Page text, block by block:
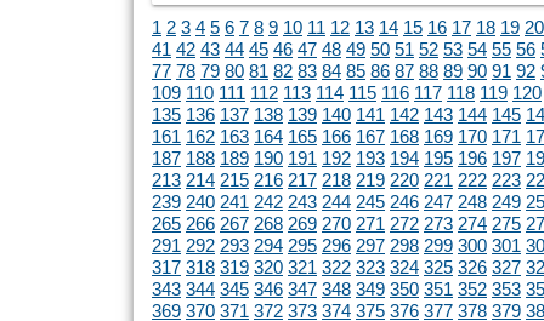
1 2 3 4 5 6 7 8 9 10 11 12 13 14 15 16 17 18 19 20
41 42 43 44 45 46 47 48 49 50 51 52 53 54 55 56
77 78 79 80 81 82 83 84 85 86 87 88 89 90 91 92
109 110 111 112 113 114 115 116 117 118 119 120
135 136 137 138 139 140 141 142 143 144 145
161 162 163 164 165 166 167 168 169 170 171
187 188 189 190 191 192 193 194 195 196 197
213 214 215 216 217 218 219 220 221 222 223
239 240 241 242 243 244 245 246 247 248 249
265 266 267 268 269 270 271 272 273 274 275
291 292 293 294 295 296 297 298 299 300 301
317 318 319 320 321 322 323 324 325 326 327
343 344 345 346 347 348 349 350 351 352 353
369 370 371 372 373 374 375 376 377 378 379